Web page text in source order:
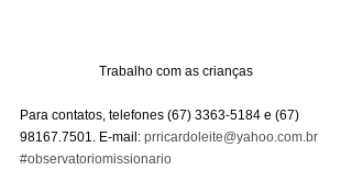
Trabalho com as crianças
Para contatos, telefones (67) 3363-5184 e (67)
98167.7501. E-mail: prricardoleite@yahoo.com.br
#observatoriomissionario